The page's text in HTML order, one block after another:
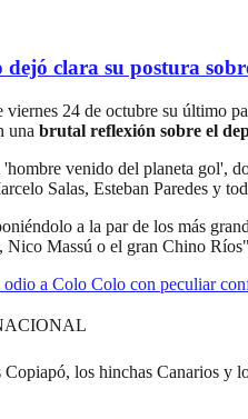
clara su postura
viernes 24 de octubre su último
una brutal reflexión sobre el
venido del planeta gol',
Salas, Esteban Paredes y
a la par de los más
Nico Massú o el gran Chino
a Colo Colo con peculiar
los hinchas Canarios y